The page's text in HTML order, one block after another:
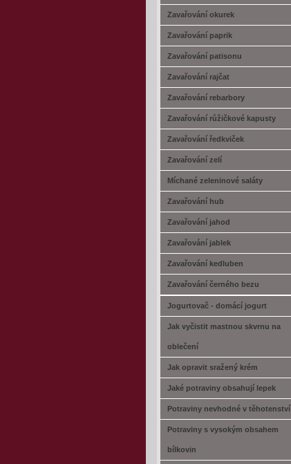
Zavařování okurek
Zavařování paprik
Zavařování patisonu
Zavařování rajčat
Zavařování rebarbory
Zavařování růžičkové kapusty
Zavařování ředkviček
Zavařování zelí
Míchané zeleninové saláty
Zavařování hub
Zavařování jahod
Zavařování jablek
Zavařování kedluben
Zavařování černého bezu
Jogurtovač - domácí jogurt
Jak vyčistit mastnou skvrnu na
oblečení
Jak opravit sražený krém
Jaké potraviny obsahují lepek
Potraviny nevhodné v těhotenství
Potraviny s vysokým obsahem
bílkovin